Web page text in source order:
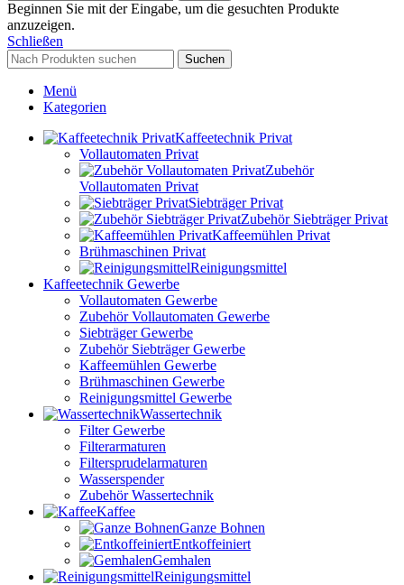
Beginnen Sie mit der Eingabe, um die gesuchten Produkte
anzuzeigen.
Schließen
Suchen
Menü
Kategorien
Kaffeetechnik Privat
Vollautomaten Privat
Zubehör
Vollautomaten Privat
Siebträger Privat
Zubehör Siebträger Privat
Kaffeemühlen Privat
Brühmaschinen Privat
Reinigungsmittel
Kaffeetechnik Gewerbe
Vollautomaten Gewerbe
Zubehör Vollautomaten Gewerbe
Siebträger Gewerbe
Zubehör Siebträger Gewerbe
Kaffeemühlen Gewerbe
Brühmaschinen Gewerbe
Reinigungsmittel Gewerbe
Wassertechnik
Filter Gewerbe
Filterarmaturen
Filtersprudelarmaturen
Wasserspender
Zubehör Wassertechnik
Kaffee
Ganze Bohnen
Entkoffeiniert
Gemhalen
Reinigungsmittel